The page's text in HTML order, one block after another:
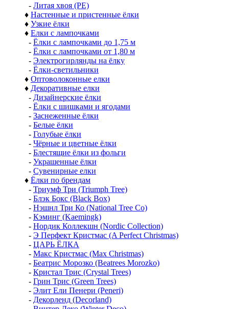
- Литая хвоя (РЕ)
♦ Настенные и пристенные ёлки
♦ Узкие ёлки
♦ Елки с лампочками
- Ёлки с лампочками до 1,75 м
- Ёлки с лампочками от 1,80 м
- Электрогирлянды на ёлку
- Ёлки-светильники
♦ Оптоволоконные елки
♦ Декоративные елки
- Дизайнерские ёлки
- Ёлки с шишками и ягодами
- Заснеженные ёлки
- Белые ёлки
- Голубые ёлки
- Чёрные и цветные ёлки
- Блестящие ёлки из фольги
- Украшенные ёлки
- Сувенирные елки
♦ Ёлки по брендам
- Триумф Три (Triumph Tree)
- Блэк Бокс (Black Box)
- Нэшнл Три Ко (National Tree Co)
- Кэминг (Kaemingk)
- Нордик Коллекшн (Nordic Collection)
- Э Перфект Кристмас (A Perfect Christmas)
- ЦАРЬ ЁЛКА
- Макс Кристмас (Max Christmas)
- Беатрис Морозко (Beatrees Morozko)
- Кристал Трис (Crystal Trees)
- Грин Трис (Green Trees)
- Элит Ели Пенери (Peneri)
- Декорленд (Decorland)